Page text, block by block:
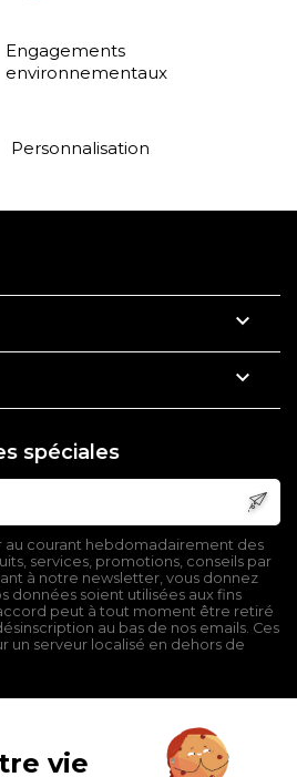
Engagements
environnementaux
Personnalisation


spéciales
au courant hebdomadairement des
services, promotions, conseils par
à notre newsletter, vous donnez
données soient utilisées aux fins
peut à tout moment être retiré
au bas de nos emails. Ces
un serveur localisé en dehors de